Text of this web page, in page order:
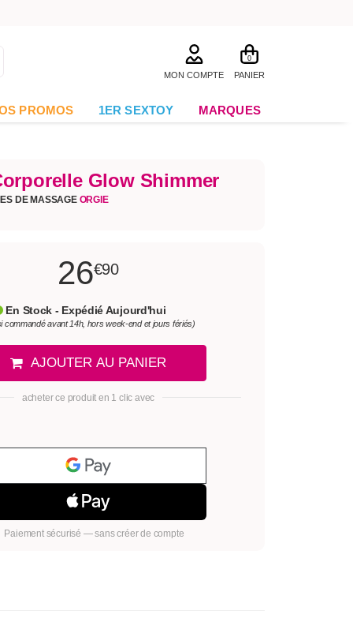
MON COMPTE
0
PANIER
PROMOS 1ER SEXTOY MARQUES
Glow Shimmer
DE MASSAGE ORGIE
26€90
En Stock - Expédié Aujourd'hui
commandé avant 14h, hors week-end et jours fériés)
AJOUTER AU PANIER
acheter ce produit en 1 clic avec
Paiement sécurisé — sans créer de compte